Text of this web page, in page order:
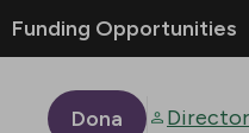
Funding Opportunities
Dona